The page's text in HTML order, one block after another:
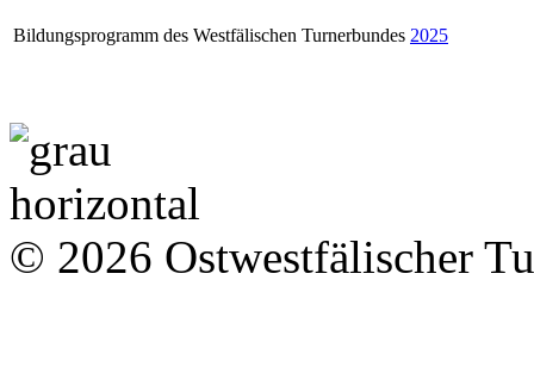
Bildungsprogramm des Westfälischen Turnerbundes 2025
© 2026 Ostwestfälischer